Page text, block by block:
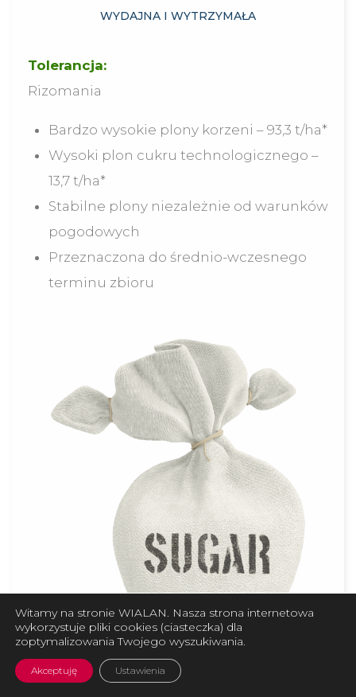
WYDAJNA I WYTRZYMAŁA
Tolerancja:
Rizomania
Bardzo wysokie plony korzeni – 93,3 t/ha*
Wysoki plon cukru technologicznego –
13,7 t/ha*
Stabilne plony niezależnie od warunków
pogodowych
Przeznaczona do średnio-wczesnego
terminu zbioru
Witamy na stronie WIALAN. Nasza strona internetowa
wykorzystuje pliki cookies (ciasteczka) dla
zoptymalizowania Twojego wyszukiwania.
Akceptuję Ustawienia